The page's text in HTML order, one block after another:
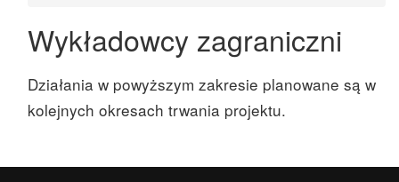
Wykładowcy zagraniczni
Działania w powyższym zakresie planowane są w
kolejnych okresach trwania projektu.